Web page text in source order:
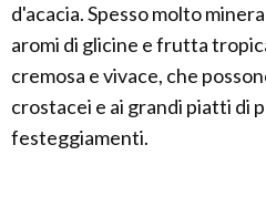
d'acacia. Spesso molto
aromi di glicine e frutta
cremosa e vivace, che
crostacei e ai grandi piatti di
festeggiamenti.